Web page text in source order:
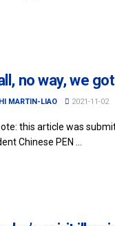
no way, we
MARTIN-LIAO 2021-11-02
this article was
Chinese PEN ...